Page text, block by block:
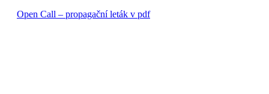
Open Call – propagační leták v pdf